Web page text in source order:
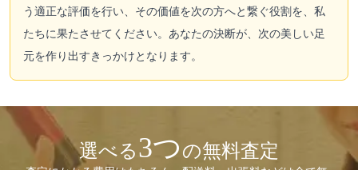
う適正な評価を行い、その価値を次の方へと繋ぐ役割を、私
たちに果たさせてください。あなたの決断が、次の美しい足
元を作り出すきっかけとなります。
選べる3つの無料査定